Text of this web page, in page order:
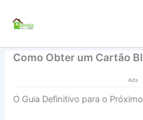
para
conteúdo
Como Obter um Cartão
Ads
O Guia Definitivo para o